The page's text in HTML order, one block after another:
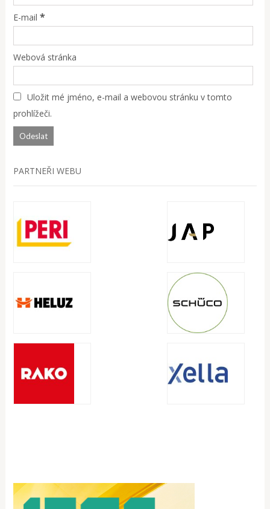
E-mail *
Webová stránka
Uložit mé jméno, e-mail a webovou stránku v tomto
prohlížeči.
PARTNEŘI WEBU